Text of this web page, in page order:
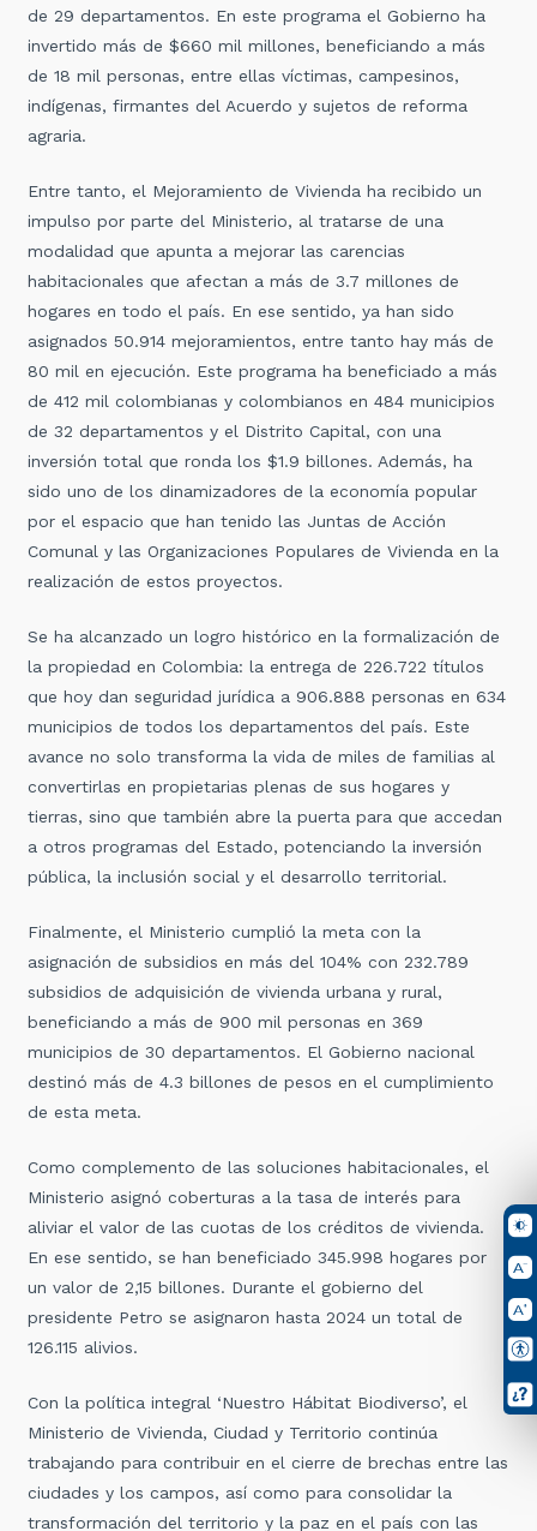
de 29 departamentos. En este programa el Gobierno ha
invertido más de $660 mil millones, beneficiando a más
de 18 mil personas, entre ellas víctimas, campesinos,
indígenas, firmantes del Acuerdo y sujetos de reforma
agraria.
Entre tanto, el Mejoramiento de Vivienda ha recibido un
impulso por parte del Ministerio, al tratarse de una
modalidad que apunta a mejorar las carencias
habitacionales que afectan a más de 3.7 millones de
hogares en todo el país. En ese sentido, ya han sido
asignados 50.914 mejoramientos, entre tanto hay más de
80 mil en ejecución. Este programa ha beneficiado a más
de 412 mil colombianas y colombianos en 484 municipios
de 32 departamentos y el Distrito Capital, con una
inversión total que ronda los $1.9 billones. Además, ha
sido uno de los dinamizadores de la economía popular
por el espacio que han tenido las Juntas de Acción
Comunal y las Organizaciones Populares de Vivienda en la
realización de estos proyectos.
Se ha alcanzado un logro histórico en la formalización de
la propiedad en Colombia: la entrega de 226.722 títulos
que hoy dan seguridad jurídica a 906.888 personas en 634
municipios de todos los departamentos del país. Este
avance no solo transforma la vida de miles de familias al
convertirlas en propietarias plenas de sus hogares y
tierras, sino que también abre la puerta para que accedan
a otros programas del Estado, potenciando la inversión
pública, la inclusión social y el desarrollo territorial.
Finalmente, el Ministerio cumplió la meta con la
asignación de subsidios en más del 104% con 232.789
subsidios de adquisición de vivienda urbana y rural,
beneficiando a más de 900 mil personas en 369
municipios de 30 departamentos. El Gobierno nacional
destinó más de 4.3 billones de pesos en el cumplimiento
de esta meta.
Como complemento de las soluciones habitacionales, el
Ministerio asignó coberturas a la tasa de interés para
aliviar el valor de las cuotas de los créditos de vivienda.
En ese sentido, se han beneficiado 345.998 hogares por
un valor de 2,15 billones. Durante el gobierno del
presidente Petro se asignaron hasta 2024 un total de
126.115 alivios.
Con la política integral ‘Nuestro Hábitat Biodiverso’, el
Ministerio de Vivienda, Ciudad y Territorio continúa
trabajando para contribuir en el cierre de brechas entre las
ciudades y los campos, así como para consolidar la
transformación del territorio y la paz en el país con las